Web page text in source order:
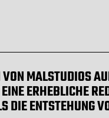
MALSTUDIOS
ERHEBLICHE
DIE ENTSTEHUNG